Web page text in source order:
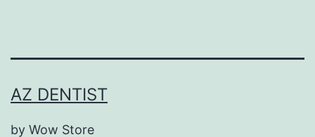
AZ DENTIST
by Wow Store